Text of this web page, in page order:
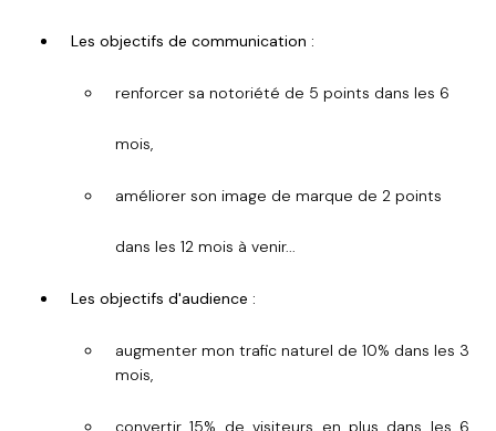
Les objectifs de communication :
renforcer sa notoriété de 5 points dans les 6
mois,
améliorer son image de marque de 2 points
dans les 12 mois à venir...
Les objectifs d'audience :
augmenter mon trafic naturel de 10% dans les 3
mois,
convertir 15% de visiteurs en plus dans les 6